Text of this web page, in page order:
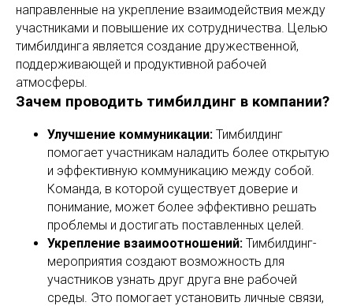
направленные на укрепление взаимодействия между
участниками и повышение их сотрудничества. Целью
тимбилдинга является создание дружественной,
поддерживающей и продуктивной рабочей
атмосферы.
Зачем проводить тимбилдинг в компании?
Улучшение коммуникации: Тимбилдинг
помогает участникам наладить более открытую
и эффективную коммуникацию между собой.
Команда, в которой существует доверие и
понимание, может более эффективно решать
проблемы и достигать поставленных целей.
Укрепление взаимоотношений: Тимбилдинг-
мероприятия создают возможность для
участников узнать друг друга вне рабочей
среды. Это помогает установить личные связи,